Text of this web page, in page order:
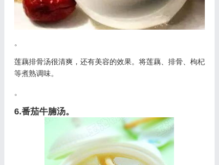
。
莲藕排骨汤很清爽，还有美容的效果。将莲藕、排骨、枸杞
等煮熟调味。
。
6.番茄牛腩汤。